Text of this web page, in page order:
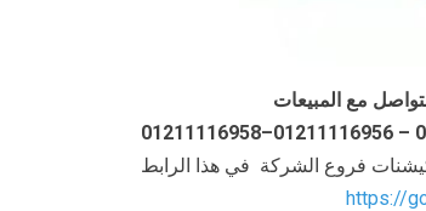
مع المبيعات
فروع الشركة في هذا الرابط
https://